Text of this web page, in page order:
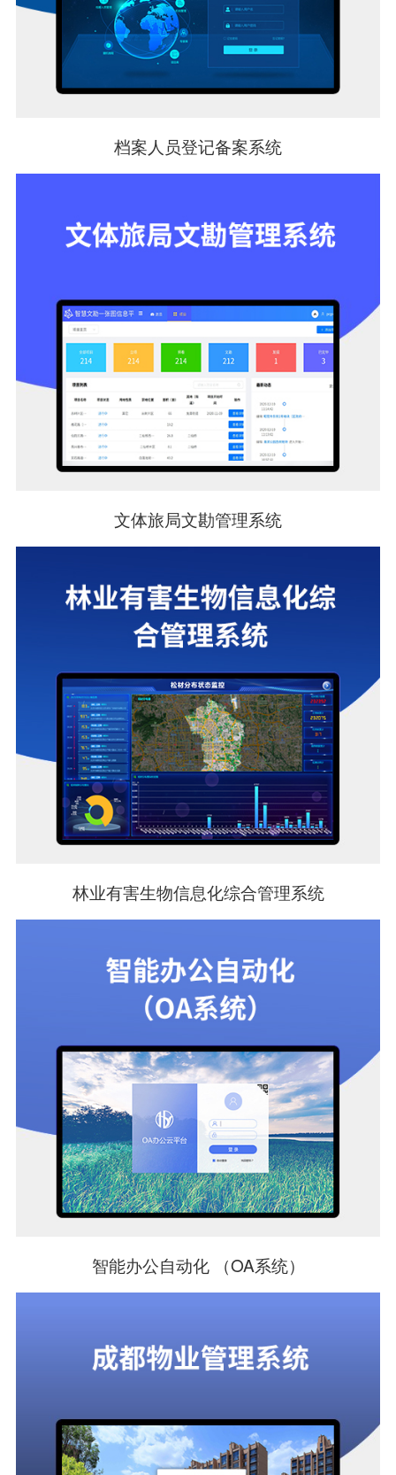
档案人员登记备案系统
文体旅局文勘管理系统
林业有害生物信息化综合管理系统
智能办公自动化 （OA系统）